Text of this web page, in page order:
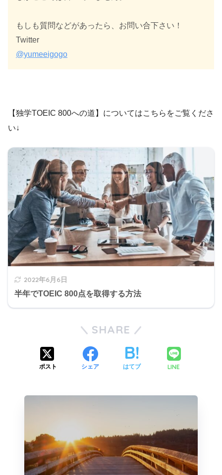
もしも質問などがあったら、お問い合下さい！
Twitter
@yumeeigogo
【独学TOEIC 800への道】についてはこちらをご覧くださ
い↓
2022年6月6日
半年でTOEIC 800点を取得する方法
SHARE
ポスト シェア はてブ LINE